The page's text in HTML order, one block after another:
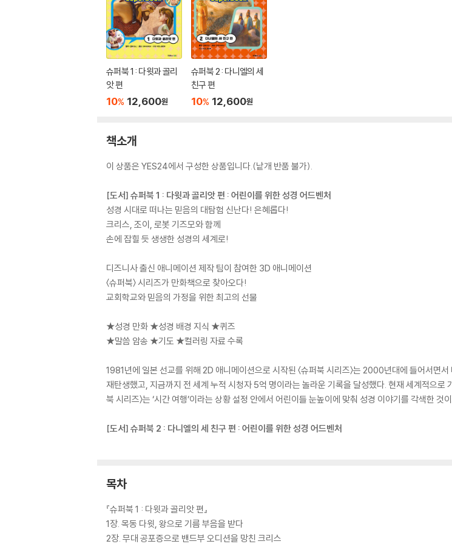
슈퍼북 1 : 다윗과 골리
앗 편
10% 12,600원
슈퍼북 2 : 다니엘의 세
친구 편
10% 12,600원
책소개
이 상품은 YES24에서 구성한 상품입니다.(낱개 반품 불가).
[도서] 슈퍼북 1 : 다윗과 골리앗 편 : 어린이를 위한 성경 어드벤처
성경 시대로 떠나는 믿음의 대탐험 신난다! 은혜롭다!
크리스, 조이, 로봇 기즈모와 함께
손에 잡힐 듯 생생한 성경의 세계로!
디즈니사 출신 애니메이션 제작 팀이 참여한 3D 애니메이션
〈슈퍼북〉 시리즈가 만화책으로 찾아오다!
교회학교와 믿음의 가정을 위한 최고의 선물
★성경 만화 ★성경 배경 지식 ★퀴즈
★말씀 암송 ★기도 ★컬러링 자료 수록
1981년에 일본 선교를 위해 2D 애니메이션으로 시작된 〈슈퍼북 시리즈〉는 2000년대에 들어서면
재탄생했고, 지금까지 전 세계 누적 시청자 5억 명이라는 놀라운 기록을 달성했다. 현재 세계적으로
북 시리즈〉는 ‘시간 여행’이라는 상황 설정 안에서 어린이들 눈높이에 맞춰 성경 이야기를 각색한 것
[도서] 슈퍼북 2 : 다니엘의 세 친구 편 : 어린이를 위한 성경 어드벤처
목차
『슈퍼북 1 : 다윗과 골리앗 편』
1장. 목동 다윗, 왕으로 기름 부음을 받다
2장. 무대 공포증으로 밴드부 오디션을 망친 크리스